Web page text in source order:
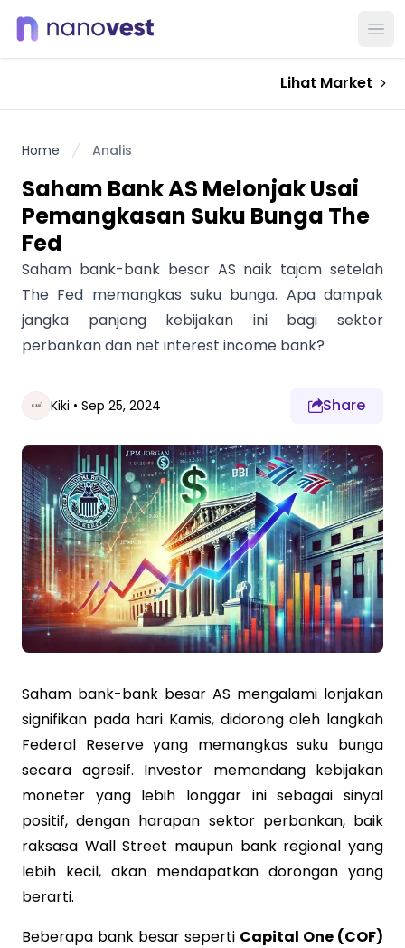
Lihat Market
Home Analis
Saham Bank AS Melonjak Usai
Pemangkasan Suku Bunga The
Fed
Saham bank-bank besar AS naik tajam setelah
The Fed memangkas suku bunga. Apa dampak
jangka panjang kebijakan ini bagi sektor
perbankan dan net interest income bank?
Kiki • Sep 25, 2024 Share
Saham bank-bank besar AS mengalami lonjakan
signifikan pada hari Kamis, didorong oleh langkah
Federal Reserve yang memangkas suku bunga
secara agresif. Investor memandang kebijakan
moneter yang lebih longgar ini sebagai sinyal
positif, dengan harapan sektor perbankan, baik
raksasa Wall Street maupun bank regional yang
lebih kecil, akan mendapatkan dorongan yang
berarti.
Beberapa bank besar seperti Capital One (COF)